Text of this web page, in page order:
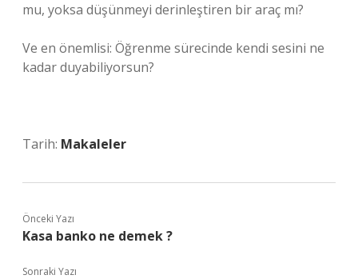
mu, yoksa düşünmeyi derinleştiren bir araç mı?
Ve en önemlisi: Öğrenme sürecinde kendi sesini ne
kadar duyabiliyorsun?
Tarih: Makaleler
Önceki Yazı
Kasa banko ne demek ?
Sonraki Yazı